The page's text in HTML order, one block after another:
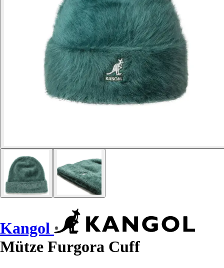
Kangol
Mütze Furgora Cuff